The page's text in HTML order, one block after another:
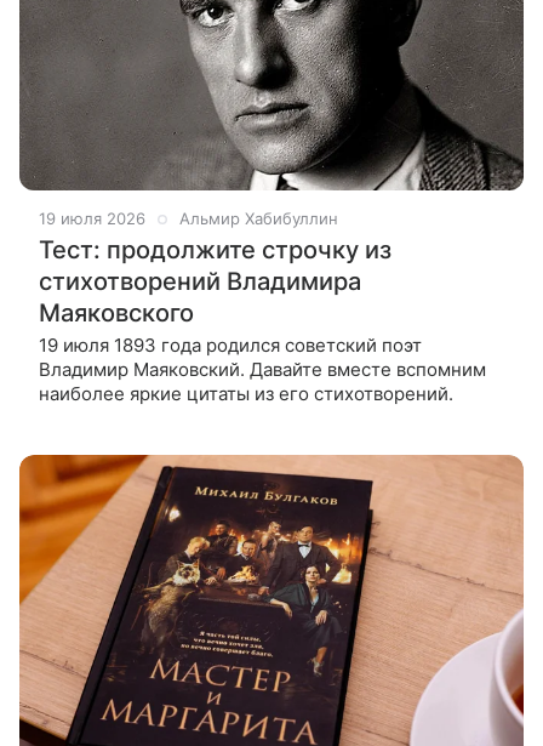
19 июля 2026 Альмир Хабибуллин
Тест: продолжите строчку из
стихотворений Владимира
Маяковского
19 июля 1893 года родился советский поэт
Владимир Маяковский. Давайте вместе вспомним
наиболее яркие цитаты из его стихотворений.